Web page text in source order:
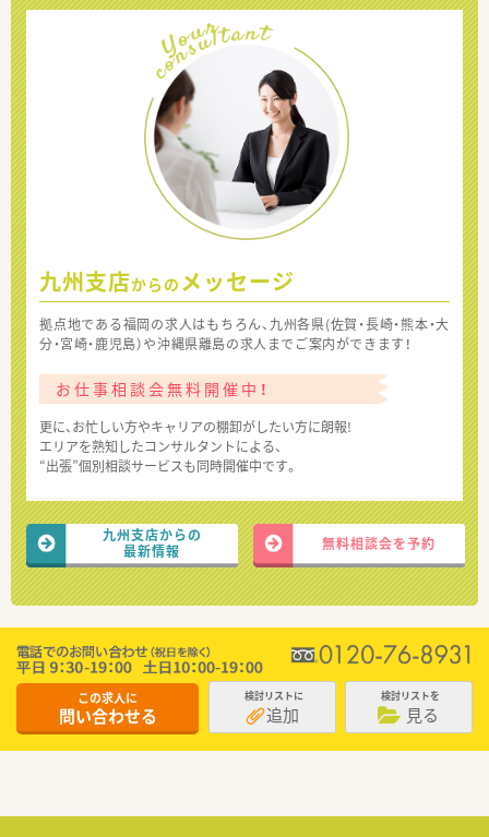
九州支店からの メッセージ
拠点地である福岡の求人はもちろん、九州各県(佐賀・長崎・熊本・大
分・宮崎・鹿児島）や沖縄県離島の求人までご案内ができます！
お仕事相談会無料開催中！
更に、お忙しい方やキャリアの棚卸がしたい方に朗報!
エリアを熟知したコンサルタントによる、
“出張”個別相談サービスも同時開催中です。
九州支店からの
最新情報
無料相談会を予約
この求人に
問い合わせる
検討リストに
追加
検討リストを
見る